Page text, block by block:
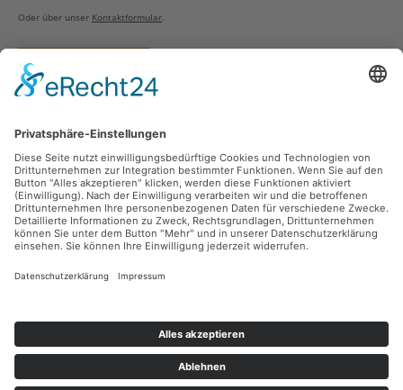
Oder über unser Kontaktformular.
Vertrag widerrufen
Zahlungsarten
Sicher Einkaufen
Ladengeschäft
Newsletter
Facebook Instagram